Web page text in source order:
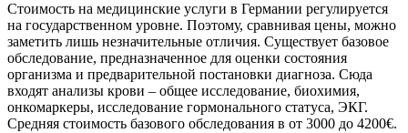
Стоимость на медицинские услуги в Германии регулируется
на государственном уровне. Поэтому, сравнивая цены, можно
заметить лишь незначительные отличия. Существует базовое
обследование, предназначенное для оценки состояния
организма и предварительной постановки диагноза. Сюда
входят анализы крови – общее исследование, биохимия,
онкомаркеры, исследование гормонального статуса, ЭКГ.
Средняя стоимость базового обследования в от 3000 до 4200€.